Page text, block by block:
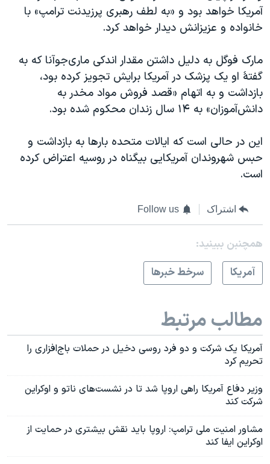
آمریکا خواهد بود و «به لطف رهبری پرزیدنت ترامپ» با
خانواده و عزیزانش دیدار خواهد کرد.
مارک فوگل به دلیل داشتن مقدار اندکی ماری‌جوآنا که به
گفتهٔ او یک پزشک در آمریکا برایش تجویز کرده بود،
بازداشت و به اتهام «قصد فروش مواد مخدر به
دانش‌آموزان» به ۱۴ سال زندان محکوم شده بود.
این در حالی است که ایالات متحده بارها به بازداشت ‌و
حبس شهروندان آمریکایی بیگناه در روسیه اعتراض کرده
است.
اشتراک Follow us
همچنبن ببینید:
آمريکا
سرخط خبرها
مطالب مرتبط
آمریکا یک شرکت و دو فرد روسی دخیل در حملات باج‌افزاری را
تحریم کرد
وزیر دفاع آمریکا راهی اروپا شد تا در نشست‌های ناتو و اوکراین
شرکت کند
مشاور امنیت ملی ترامپ: اروپا باید نقش بیشتری در حمایت از
اوکراین ایفا کند